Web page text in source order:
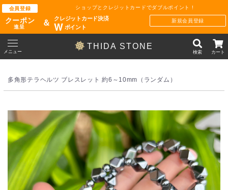
会員登録
クーポン
進呈
ショップとクレジットカードでダブルポイント !
＆
クレジットカード決済
Wポイント
新規会員登録
THIDA STONE
メニュー 検索 カート
多角形テラヘルツ ブレスレット 約6～10mm（ランダム）